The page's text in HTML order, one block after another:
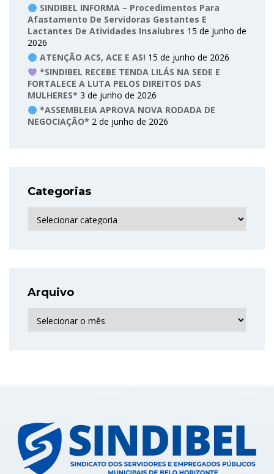
SINDIBEL INFORMA – Procedimentos Para
Afastamento De Servidoras Gestantes E
Lactantes De Atividades Insalubres 15 de junho de
2026
ATENÇÃO ACS, ACE E AS! 15 de junho de 2026
*SINDIBEL RECEBE TENDA LILÁS NA SEDE E
FORTALECE A LUTA PELOS DIREITOS DAS
MULHERES* 3 de junho de 2026
*ASSEMBLEIA APROVA NOVA RODADA DE
NEGOCIAÇÃO* 2 de junho de 2026
Categorias
Categorias
Arquivo
Arquivo